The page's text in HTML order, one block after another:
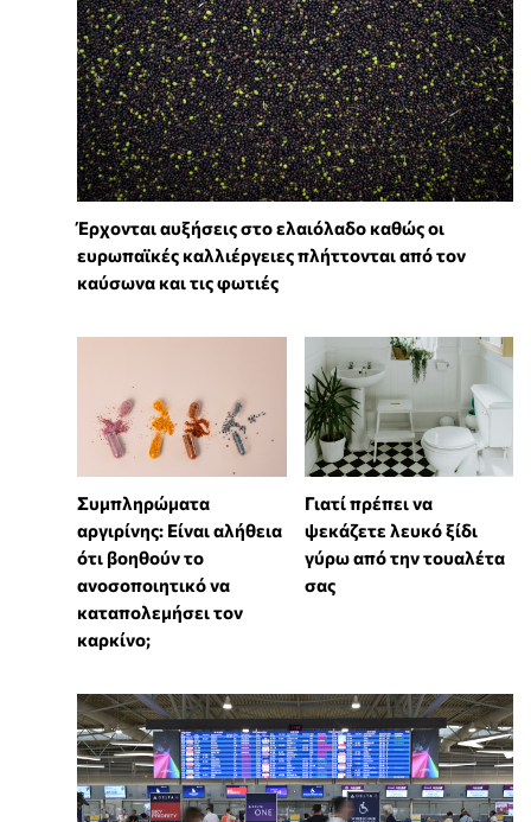
Έρχονται αυξήσεις στο ελαιόλαδο καθώς οι
ευρωπαϊκές καλλιέργειες πλήττονται από τον
καύσωνα και τις φωτιές
⁠Συμπληρώματα
αργιρίνης: Είναι αλήθεια
ότι βοηθούν το
ανοσοποιητικό να
καταπολεμήσει τον
καρκίνο;
Γιατί πρέπει να
ψεκάζετε λευκό ξίδι
γύρω από την τουαλέτα
σας